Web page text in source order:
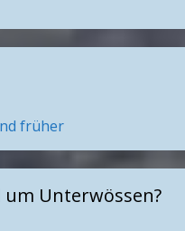
früher
Unterwössen?